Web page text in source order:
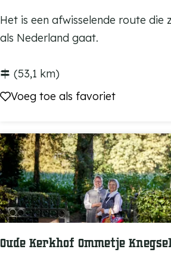
|
S
g
e
L
e
g
e
n
e
C
a
i
r
h
e
i
d
e
S
t
r
t
j
A
b
d
i
P
Het is een afwisselende route die
als Nederland gaat.
(53,1 km)
Voeg toe als favoriet
Voeg toe als favoriet
Oude Kerkhof Ommetje